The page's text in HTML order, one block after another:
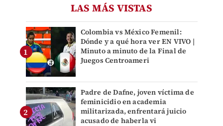
LAS MÁS VISTAS
Colombia vs México Femenil:
Dónde y a qué hora ver EN VIVO |
Minuto a minuto de la Final de
Juegos Centroameri
Padre de Dafne, joven víctima de
feminicidio en academia
militarizada, enfrentará juicio
acusado de haberla vi